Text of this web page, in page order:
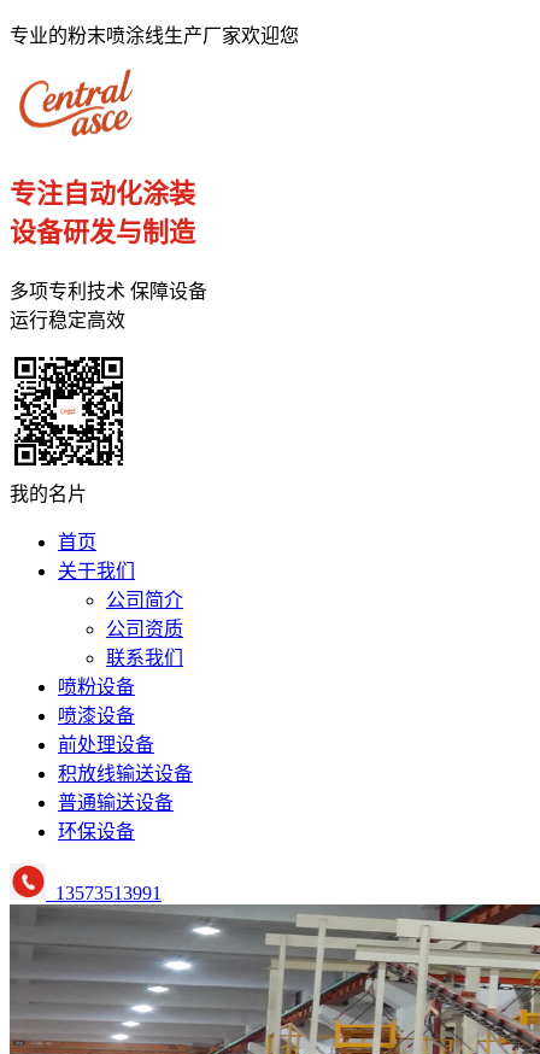
专业的粉末喷涂线生产厂家欢迎您
专注自动化涂装
设备研发与制造
多项专利技术 保障设备
运行稳定高效
我的名片
首页
关于我们
公司简介
公司资质
联系我们
喷粉设备
喷漆设备
前处理设备
积放线输送设备
普通输送设备
环保设备
13573513991